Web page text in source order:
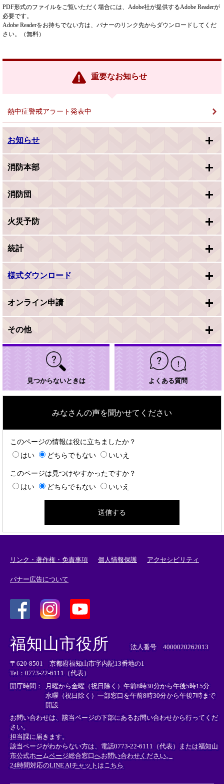
PDF形式のファイルをご覧いただく場合には、Adobe社が提供するAdobe Readerが
必要です。
Adobe Readerをお持ちでない方は、バナーのリンク先からダウンロードしてくだ
さい。（無料）
重要なお知らせ
熱中症警戒アラート発表中
お知らせ
消防本部
消防団
火災予防
統計
様式ダウンロード
オンライン申請
その他
見つからないときは よくある質問
みなさんの声を聞かせてください
このページの情報は役に立ちましたか？
はい
どちらでもない いいえ
このページは見つけやすかったですか？
はい
どちらでもない いいえ
リンク・著作権・免責事項 個人情報保護 アクセシビリティ
バナー広告について
外
部
リ
ン
ク
＞
外
リ
ン
ク
＞
外
部
ン
ク
＞
福知山市役所 法人番号 4000020262013
〒620-8501 京都府福知山市字内記13番地の1
Tel：0773-22-6111（代表）
開庁時間： 月曜から金曜（祝日除く）午前8時30分から午後5時15分
水曜（祝日除く）一部窓口を午前8時30分から午後7時まで
開設
お問い合わせは、該当ページの下部にあるお問い合わせから行ってくだ
さい。
担当課に届きます。
該当ページがわからない方は、電話0773-22-6111（代表）または福知山
市公式ホームページ総合窓口へお問い合わせください。
24時間対応のLINE AIチャットはこちら